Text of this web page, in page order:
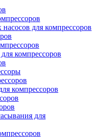
для компрессоров
компрессоров
компрессоров
для